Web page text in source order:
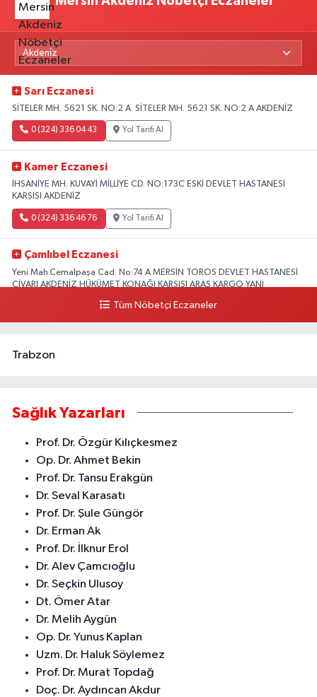
Sarı Eczanesi
SİTELER MH. 5621 SK. NO:2 A SİTELER MH. 5621 SK. NO:2 A AKDENİZ
0 (324) 336 04 43 Yol Tarifi Al
Kamer Eczanesi
İHSANİYE MH. KUVAYİ MİLLİYE CD. NO:173C ESKİ DEVLET HASTANESİ
KARŞISI AKDENİZ
0 (324) 336 46 76 Yol Tarifi Al
Çamlıbel Eczanesi
Yeni Mah.Cemalpaşa Cad. No:74 A MERSİN TOROS DEVLET HASTANESİ
CİVARI AKDENİZ HÜKÜMET KONAĞI KARŞISI ARAS KARGO YANI
Yol Tarifi Al
Tüm Nöbetçi Eczaneler
Trabzon
Sağlık Yazarları
Prof. Dr. Özgür Kılıçkesmez
Op. Dr. Ahmet Bekin
Prof. Dr. Tansu Erakgün
Dr. Seval Karasatı
Prof. Dr. Şule Güngör
Dr. Erman Ak
Prof. Dr. İlknur Erol
Dr. Alev Çamcıoğlu
Dr. Seçkin Ulusoy
Dt. Ömer Atar
Dr. Melih Aygün
Op. Dr. Yunus Kaplan
Uzm. Dr. Haluk Söylemez
Prof. Dr. Murat Topdağ
Doç. Dr. Aydıncan Akdur